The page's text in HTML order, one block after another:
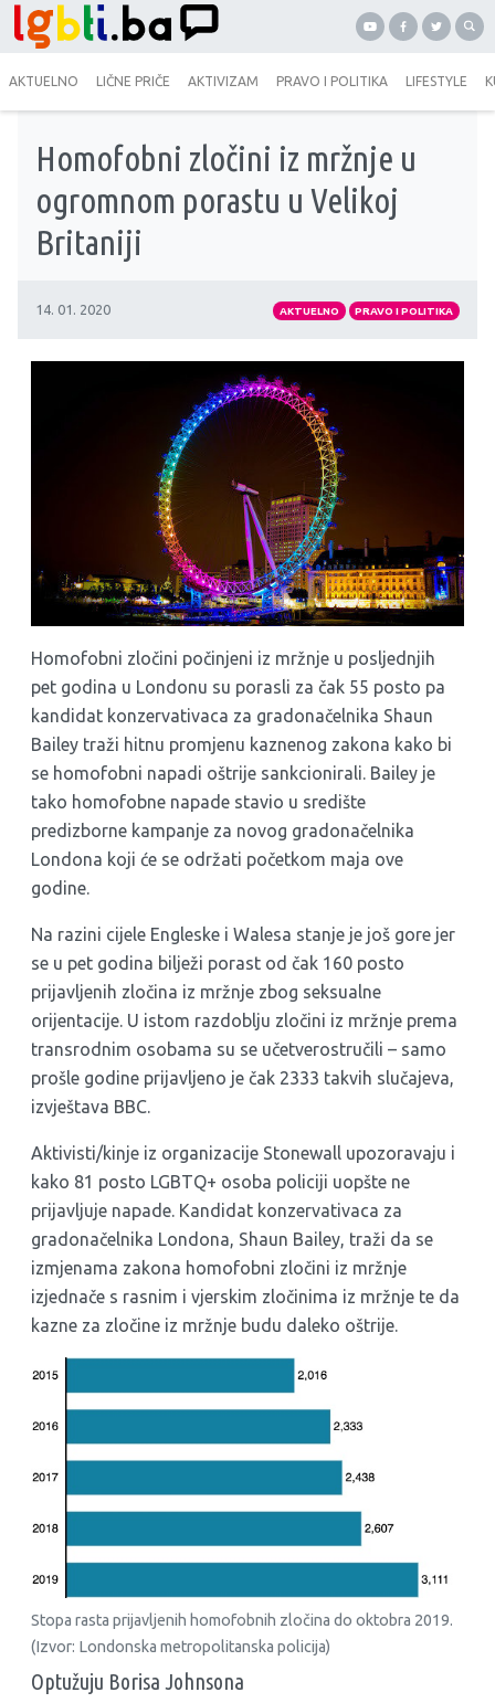
AKTUELNO LIČNE PRIČE AKTIVIZAM PRAVO I POLITIKA LIFESTYLE
Homofobni zločini iz mržnje u
ogromnom porastu u Velikoj
Britaniji
14. 01. 2020 AKTUELNO PRAVO I POLITIKA
Homofobni zločini počinjeni iz mržnje u posljednjih
pet godina u Londonu su porasli za čak 55 posto pa
kandidat konzervativaca za gradonačelnika Shaun
Bailey traži hitnu promjenu kaznenog zakona kako bi
se homofobni napadi oštrije sankcionirali. Bailey je
tako homofobne napade stavio u središte
predizborne kampanje za novog gradonačelnika
Londona koji će se održati početkom maja ove
godine.
Na razini cijele Engleske i Walesa stanje je još gore jer
se u pet godina bilježi porast od čak 160 posto
prijavljenih zločina iz mržnje zbog seksualne
orijentacije. U istom razdoblju zločini iz mržnje prema
transrodnim osobama su se učetverostručili – samo
prošle godine prijavljeno je čak 2333 takvih slučajeva,
izvještava BBC.
Aktivisti/kinje iz organizacije Stonewall upozoravaju i
kako 81 posto LGBTQ+ osoba policiji uopšte ne
prijavljuje napade. Kandidat konzervativaca za
gradonačelnika Londona, Shaun Bailey, traži da se
izmjenama zakona homofobni zločini iz mržnje
izjednače s rasnim i vjerskim zločinima iz mržnje te da
kazne za zločine iz mržnje budu daleko oštrije.
Stopa rasta prijavljenih homofobnih zločina do oktobra 2019.
(Izvor: Londonska metropolitanska policija)
Optužuju Borisa Johnsona